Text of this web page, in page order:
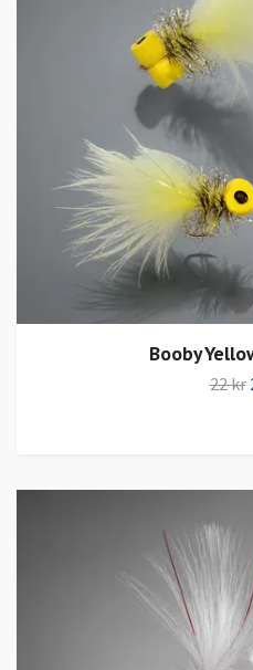
Booby
22 kr